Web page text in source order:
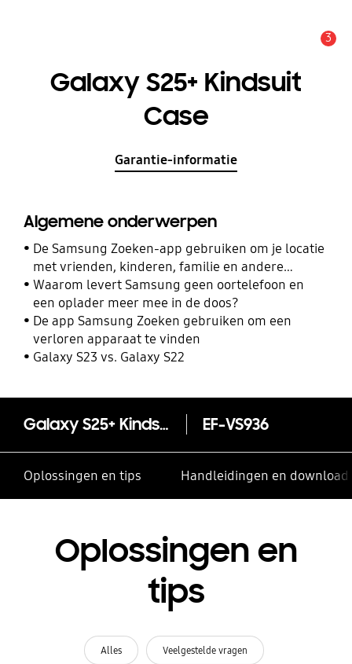
3
Galaxy S25+ Kindsuit
Case
Garantie-informatie
Algemene onderwerpen
De Samsung Zoeken-app gebruiken om je locatie
met vrienden, kinderen, familie en andere
contacten te delen
Waarom levert Samsung geen oortelefoon en
een oplader meer mee in de doos?
De app Samsung Zoeken gebruiken om een
verloren apparaat te vinden
Galaxy S23 vs. Galaxy S22
Galaxy S25+ Kindsuit Case EF-VS936
Oplossingen en tips Handleidingen en
Oplossingen en
tips
Alles Veelgestelde vragen